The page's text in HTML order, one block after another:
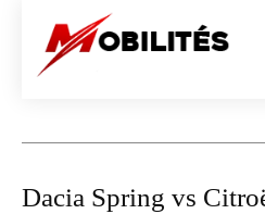
Dacia Spring vs